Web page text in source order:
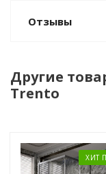
Отзывы
Другие
Trento
ХИТ